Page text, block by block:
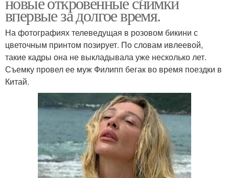
впервые за долгое время.
На фотографиях телеведущая в розовом бикини с
цветочным принтом позирует. По словам ивлеевой,
такие кадры она не выкладывала уже несколько лет.
Съемку провел ее муж Филипп бегак во время поездки в
Китай.